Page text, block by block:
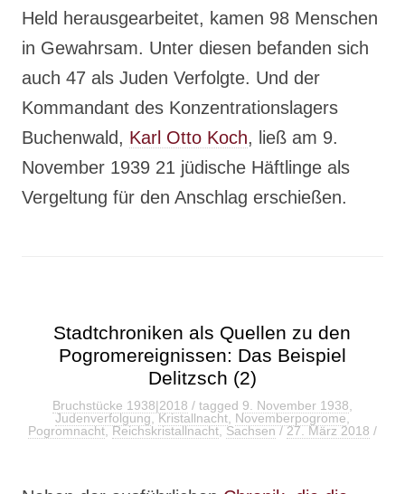
Held herausgearbeitet, kamen 98 Menschen
in Gewahrsam. Unter diesen befanden sich
auch 47 als Juden Verfolgte. Und der
Kommandant des Konzentrationslagers
Buchenwald, Karl Otto Koch, ließ am 9.
November 1939 21 jüdische Häftlinge als
Vergeltung für den Anschlag erschießen.
Stadtchroniken als Quellen zu den
Pogromereignissen: Das Beispiel
Delitzsch (2)
Bruchstücke 1938|2018 / tagged 9. November 1938,
Judenverfolgung,Kristallnacht, Novemberpogrome,
Pogromnacht,Reichskristallnacht,Sachsen/27. März 2018 /